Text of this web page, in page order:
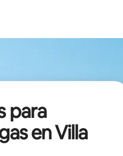
para
en Villa